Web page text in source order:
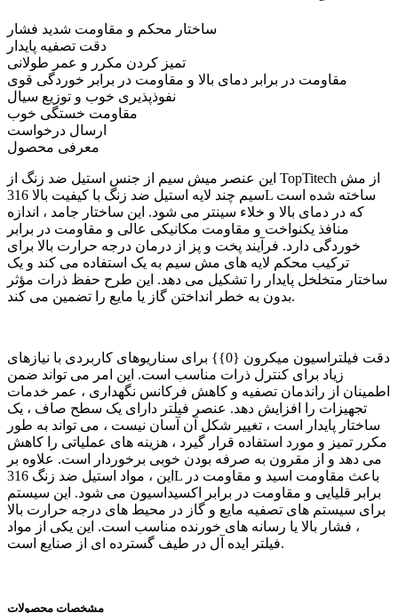
ساختار محکم و مقاومت شدید فشار
دقت تصفیه پایدار
تمیز کردن مکرر و عمر طولانی
مقاومت در برابر دمای بالا و مقاومت در برابر خوردگی قوی
نفوذپذیری خوب و توزیع سیال
مقاومت خستگی خوب
ارسال درخواست
معرفی محصول
این عنصر میش سیم از جنس استیل ضد زنگ از TopTitech از مش
سیم چند لایه استیل ضد زنگ با کیفیت بالا 316L ساخته شده است
که در دمای بالا و خلاء سینتر می شود. این ساختار جامد ، اندازه
منافذ یکنواخت و مقاومت مکانیکی عالی و مقاومت در برابر
خوردگی دارد. فرآیند پخت و پز از درمان درجه حرارت بالا برای
ترکیب محکم لایه های مش سیم به یک استفاده می کند و یک
ساختار متخلخل پایدار را تشکیل می دهد. این طرح حفظ ذرات مؤثر
بدون به خطر انداختن گاز یا مایع را تضمین می کند.
دقت فیلتراسیون میکرون {0}} برای سناریوهای کاربردی با نیازهای
زیاد برای کنترل ذرات مناسب است. این امر می تواند ضمن
اطمینان از راندمان تصفیه و کاهش فرکانس نگهداری ، عمر خدمات
تجهیزات را افزایش دهد. عنصر فیلتر دارای یک سطح صاف ، یک
ساختار پایدار است ، تغییر شکل آن آسان نیست ، می تواند به طور
مکرر تمیز و مورد استفاده قرار گیرد ، هزینه های عملیاتی را کاهش
می دهد و از مقرون به صرفه بودن خوبی برخوردار است. علاوه بر
این ، مواد استیل ضد زنگ 316L باعث مقاومت اسید و مقاومت در
برابر قلیایی و مقاومت در برابر اکسیداسیون می شود. این سیستم
برای سیستم های تصفیه مایع و گاز در محیط های درجه حرارت بالا
، فشار بالا یا رسانه های خورنده مناسب است. این یکی از مواد
فیلتر ایده آل در طیف گسترده ای از صنایع است.
مشخصات محصولات